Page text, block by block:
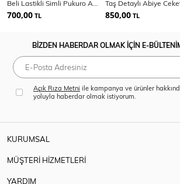
700,00 TL 850,00 TL
BİZDEN HABERDAR OLMAK İÇİN E-
Açık Rıza Metni ile kampanya ve ürünler
yoluyla haberdar olmak istiyorum.
KURUMSAL
MÜŞTERİ HİZMETLERİ
YARDIM